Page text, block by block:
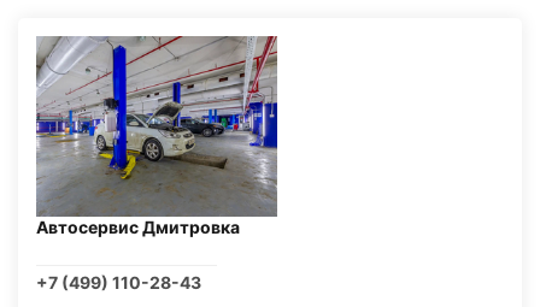
Автосервис Дмитровка
+7 (499) 110-28-43